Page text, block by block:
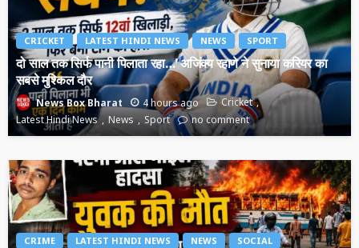
CRICKET LATEST HINDI NEWS NEWS SPORT
दो साल तक सिर्फ पानी पिलाता रहा…’ अजिंक्य रहाणे ने सुनाया करियर का
सबसे मुश्किल दौर
News Box Bharat 4 hours ago
Cricket
Latest Hindi News
News Sport no comment
CRIME LATEST HINDI NEWS NEWS SOCIAL